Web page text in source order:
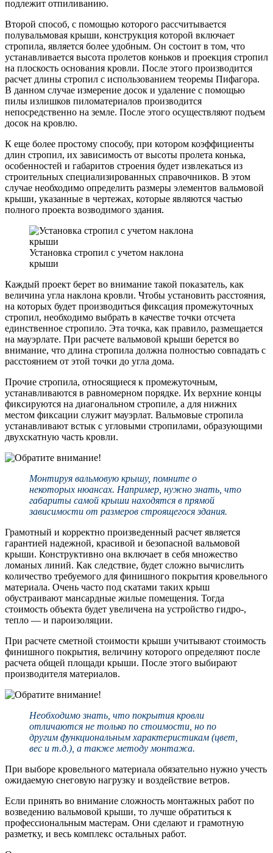
подлежит отпиливанию.
Второй способ, с помощью которого рассчитывается
полувальмовая крыши, конструкция которой включает
стропила, является более удобным. Он состоит в том, что
устанавливается высота пролетов коньков и проекция стропил
на плоскость основания кровли. После этого производится
расчет длины стропил с использованием теоремы Пифагора.
В данном случае измерение досок и удаление с помощью
пилы излишков пиломатериалов производится
непосредственно на земле. После этого осуществляют подъем
досок на кровлю.
К еще более простому способу, при котором коэффициенты
длин стропил, их зависимость от высоты пролета конька,
особенностей и габаритов строения будет извлекаться из
строительных специализированных справочников. В этом
случае необходимо определить размеры элементов вальмовой
крыши, указанные в чертежах, которые являются частью
полного проекта возводимого здания.
Установка стропил с учетом наклона
крыши
Каждый проект берет во внимание такой показатель, как
величина угла наклона кровли. Чтобы установить расстояния,
на которых будет производиться фиксация промежуточных
стропил, необходимо выбрать в качестве точки отсчета
единственное стропило. Эта точка, как правило, размещается
на мауэрлате. При расчете вальмовой крыши берется во
внимание, что длина стропила должна полностью совпадать с
расстоянием от этой точки до угла дома.
Прочие стропила, относящиеся к промежуточным,
устанавливаются в равномерном порядке. Их верхние концы
фиксируются на диагональном стропиле, а для нижних
местом фиксации служит мауэрлат. Вальмовые стропила
устанавливают встык с угловыми стропилами, образующими
двухскатную часть кровли.
Монтируя вальмовую крышу, помните о
некоторых нюансах. Например, нужно знать, что
габариты самой крыши находятся в прямой
зависимости от размеров строящегося здания.
Грамотный и корректно произведенный расчет является
гарантией надежной, красивой и безопасной вальмовой
крыши. Конструктивно она включает в себя множество
ломаных линий. Как следствие, будет сложно вычислить
количество требуемого для финишного покрытия кровельного
материала. Очень часто под скатами таких крыш
обустраивают мансардные жилые помещения. Тогда
стоимость объекта будет увеличена на устройство гидро-,
тепло — и пароизоляции.
При расчете сметной стоимости крыши учитывают стоимость
финишного покрытия, величину которого определяют после
расчета общей площади крыши. После этого выбирают
производителя материалов.
Необходимо знать, что покрытия кровли
отличаются не только по стоимости, но по
другим функциональным характеристикам (цвет,
вес и т.д.), а также методу монтажа.
При выборе кровельного материала обязательно нужно учесть
ожидаемую снеговую нагрузку и воздействие ветров.
Если принять во внимание сложность монтажных работ по
возведению вальмовой крыши, то лучше обратиться к
профессиональным мастерам. Они сделают и грамотную
разметку, и весь комплекс остальных работ.